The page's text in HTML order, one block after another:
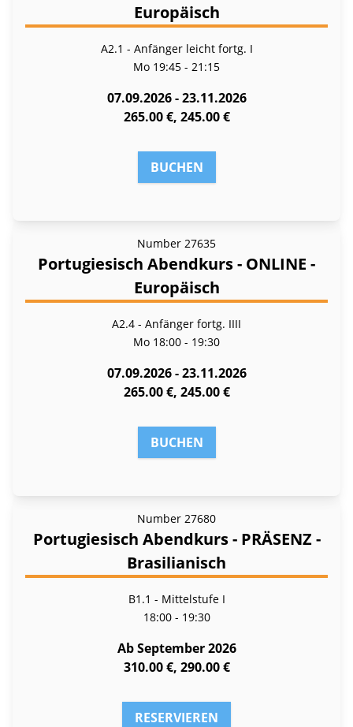
Europäisch
A2.1 - Anfänger leicht fortg. I
Mo 19:45 - 21:15
07.09.2026 - 23.11.2026
265.00 €, 245.00 €
BUCHEN
Number 27635
Portugiesisch Abendkurs - ONLINE -
Europäisch
A2.4 - Anfänger fortg. IIII
Mo 18:00 - 19:30
07.09.2026 - 23.11.2026
265.00 €, 245.00 €
BUCHEN
Number 27680
Portugiesisch Abendkurs - PRÄSENZ -
Brasilianisch
B1.1 - Mittelstufe I
18:00 - 19:30
Ab September 2026
310.00 €, 290.00 €
RESERVIEREN